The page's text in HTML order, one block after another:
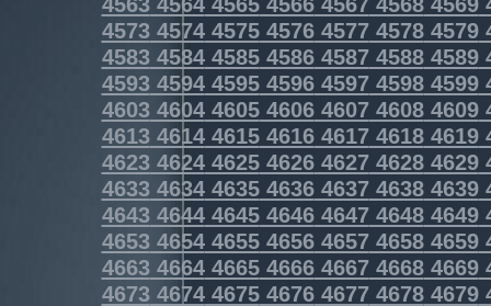
4573457445754576457745784579
4583458445854586458745884589
4593459445954596459745984599
4603460446054606460746084609
4613461446154616461746184619
4623462446254626462746284629
4633463446354636463746384639
4643464446454646464746484649
4653465446554656465746584659
4663466446654666466746684669
4673467446754676467746784679